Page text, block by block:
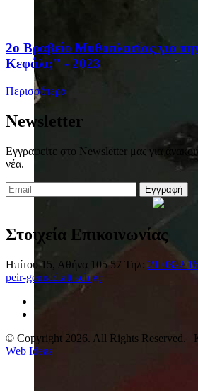
2ο Βραβείο Μυθοπλασίας για
Κεφάλι;" - 2023
Περισσότερα
Newsletter
Εγγραφείτε στο Newsletter μας για
νέα.
Εγγραφή
Στοιχεία Επικοινωνίας
Ηπίτου 15, Αθήνα 105 57 Τηλ: 21 0322
peir-gennad.att.sch.gr
© Copyright 2026. All Rights Reserved. |
Web Ideas